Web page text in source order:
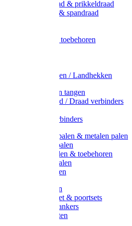
Metaal draad & prikkeldraad
Binddraad & spandraad
Afrasternet toebehoren
Weidehekken / Landhekken
Spanners en tangen
Lint / Koord / Draad verbinders
Litzclip verbinders
Recycling palen & metalen palen
Kunststof palen
T-Post t-palen & toebehoren
Glasfiber palen
Houten palen
Poortgrepen
Doorgangset & poortsets
Poortgreepankers
Weidepoorten